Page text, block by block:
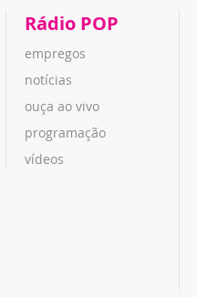
Rádio POP
empregos
notícias
ouça ao vivo
programação
vídeos